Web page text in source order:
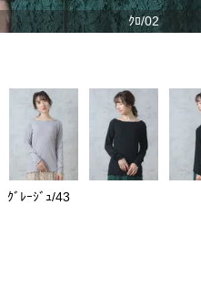
ｸﾛ/02
ｸﾞﾚｰｼﾞｭ/43